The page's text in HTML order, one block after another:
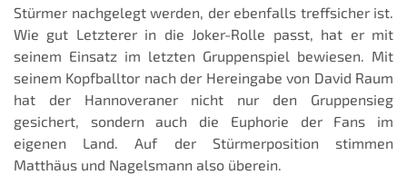
Stürmer nachgelegt werden, der ebenfalls treffsicher ist.
Wie gut Letzterer in die Joker-Rolle passt, hat er mit
seinem Einsatz im letzten Gruppenspiel bewiesen. Mit
seinem Kopfballtor nach der Hereingabe von David Raum
hat der Hannoveraner nicht nur den Gruppensieg
gesichert, sondern auch die Euphorie der Fans im
eigenen Land. Auf der Stürmerposition stimmen
Matthäus und Nagelsmann also überein.